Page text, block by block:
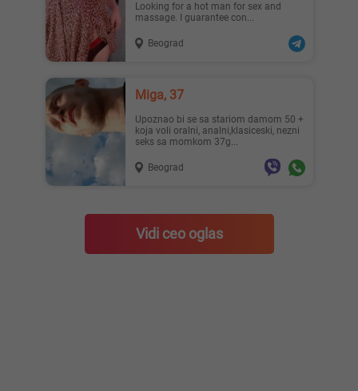
Looking for a hot man for sex and
massage. I guarantee con...
Beograd
Miga, 37
upoznao bi se sa stariom damom 50 +
koja voli oralni, analni,klasiceski, nezni
seks sa momkom 37g...
Beograd
Vidi ceo oglas